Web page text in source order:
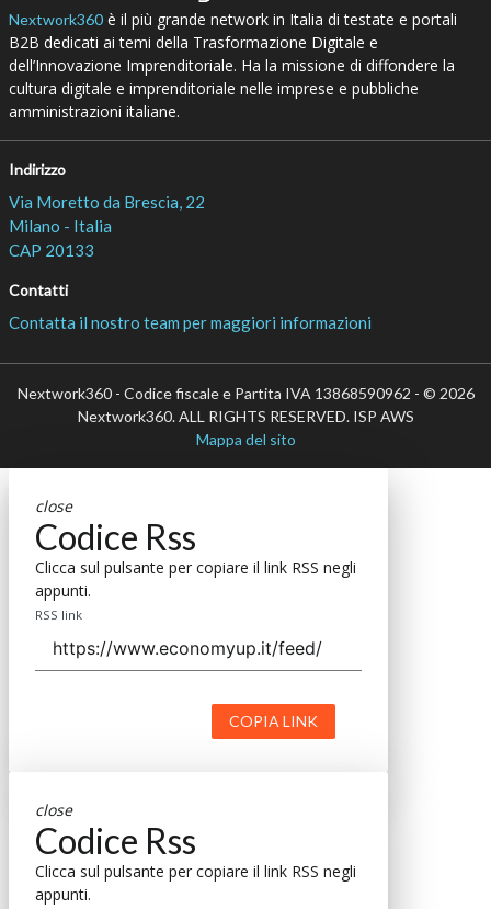
Nextwork360è il più grande network in Italia di testate e portali
B2B dedicati ai temi della Trasformazione Digitale e
dell’Innovazione Imprenditoriale. Ha la missione di diffondere la
cultura digitale e imprenditoriale nelle imprese e pubbliche
amministrazioni italiane.
Indirizzo
Via Moretto da Brescia, 22
Milano - Italia
CAP 20133
Contatti
Contatta il nostro team per maggiori informazioni
Nextwork360 - Codice fiscale e Partita IVA 13868590962 - © 2026
Nextwork360. ALL RIGHTS RESERVED. ISP AWS
Mappa del sito
close
Codice Rss
Clicca sul pulsante per copiare il link RSS negli
appunti.
RSS link
COPIA LINK
close
Codice Rss
Clicca sul pulsante per copiare il link RSS negli
appunti.